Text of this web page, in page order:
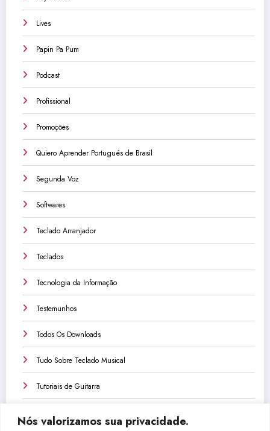
Nós valorizamos sua privacidade.
Lives
Papin Pa Pum
Podcast
Profissional
Promoções
Quiero Aprender Portugués de Brasil
Segunda Voz
Softwares
Teclado Arranjador
Teclados
Tecnologia da Informação
Testemunhos
Todos Os Downloads
Tudo Sobre Teclado Musical
Tutoriais de Guitarra